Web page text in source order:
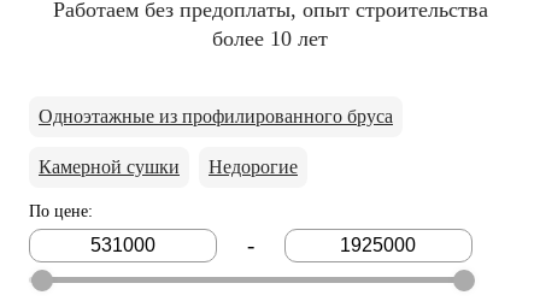
Работаем без предоплаты, опыт строительства
более 10 лет
Одноэтажные из профилированного бруса
Камерной сушки Недорогие
По цене:
-